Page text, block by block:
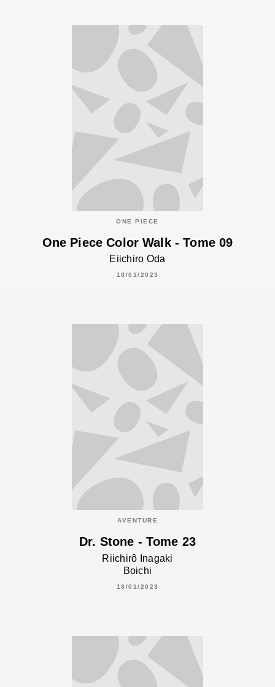
ONE PIECE
One Piece Color Walk - Tome 09
Eiichiro Oda
18/01/2023
AVENTURE
Dr. Stone - Tome 23
Riichirô Inagaki
Boichi
18/01/2023